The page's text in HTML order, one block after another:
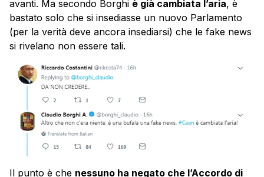
avanti. Ma secondo Borghi è già cambiata l’aria, è
bastato solo che si insediasse un nuovo Parlamento
(per la verità deve ancora insediarsi) che le fake news
si rivelano non essere tali.
Il punto è che nessuno ha negato che l’Accordo di